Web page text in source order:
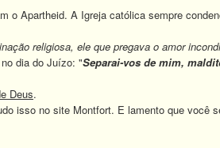
Apartheid. A Igreja católica sempre
religiosa, ele que pregava o amor
dia do Juízo: "Separai-vos de mim,
Deus.
isso no site Montfort. E lamento que você